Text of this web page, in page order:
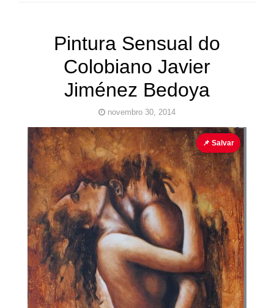
Pintura Sensual do
Colobiano Javier
Jiménez Bedoya
novembro 30, 2014
Pinturas Erotismo Sensuais 📌 Salvar